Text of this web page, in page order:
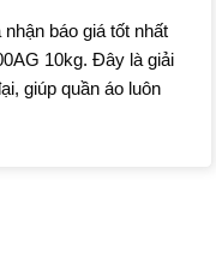
báo giá tốt nhất
10kg. Đây là giải
giúp quần áo luôn